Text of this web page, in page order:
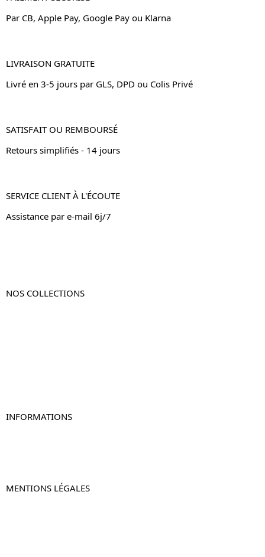
Par CB, Apple Pay, Google Pay ou Klarna
LIVRAISON GRATUITE
Livré en 3-5 jours par GLS, DPD ou Colis Privé
SATISFAIT OU REMBOURSÉ
Retours simplifiés - 14 jours
SERVICE CLIENT À L'ÉCOUTE
Assistance par e-mail 6j/7
NOS COLLECTIONS
INFORMATIONS
MENTIONS LÉGALES